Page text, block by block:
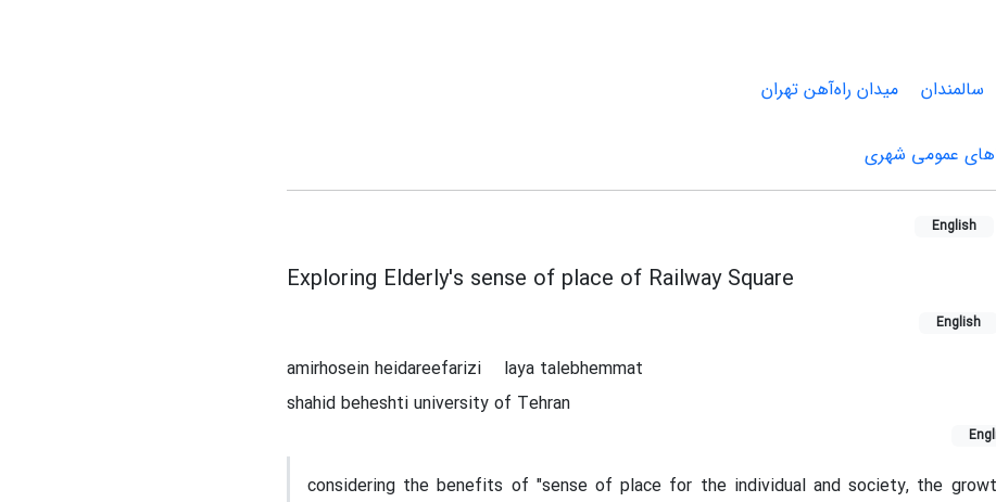
سالمندان
میدان راه‌آهن تهران
عمومی شهری
English
Exploring Elderly's sense of place of Railway Square
English
amirhosein heidareefarizi
laya talebhemmat
shahid beheshti university of Tehran
considering the benefits of "sense of place for the individual and society, the